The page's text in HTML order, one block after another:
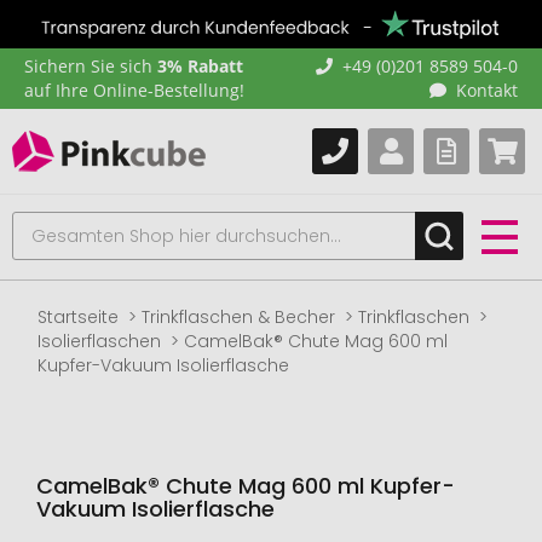
Sichern Sie sich 3% Rabatt
auf Ihre Online-Bestellung!
+49 (0)201 8589 504-0
Kontakt
Startseite Trinkflaschen & Becher
Trinkflaschen
Isolierflaschen
CamelBak® Chute Mag 600 ml
Kupfer-Vakuum Isolierflasche
CamelBak® Chute Mag 600 ml Kupfer-
Vakuum Isolierflasche